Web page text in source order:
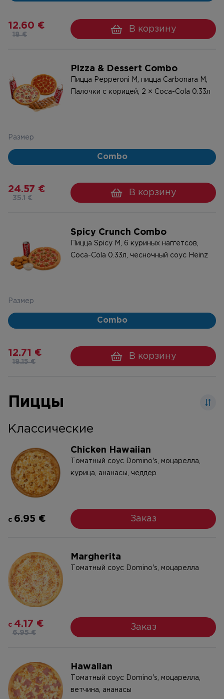
12.60 €
18 €
В корзину
Pizza & Dessert Combo
Пицца Pepperoni M, пицца Carbonara M,
Палочки с корицей, 2 × Coca-Cola 0.33л
Размер
Combo
24.57 €
35.1 €
В корзину
Spicy Crunch Combo
Пицца Spicy M, 6 куриных наггетсов,
Coca-Cola 0.33л, чесночный соус Heinz
Размер
Combo
12.71 €
18.15 €
В корзину
Пиццы
Классические
Chicken Hawaiian
Tоматный соус Domino's, моцарелла,
курица, ананасы, чеддер
c 6.95 € Заказ
Margherita
Tоматный соус Domino's, моцареллa
c 4.17 €
6.95 €
Заказ
Hawaiian
Tоматный соус Domino's, моцарелла,
ветчина, ананасы